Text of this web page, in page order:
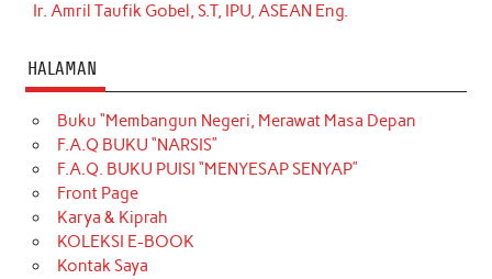
Ir. Amril Taufik Gobel, S.T, IPU, ASEAN Eng.
HALAMAN
Buku “Membangun Negeri, Merawat Masa Depan
F.A.Q BUKU “NARSIS”
F.A.Q. BUKU PUISI “MENYESAP SENYAP”
Front Page
Karya & Kiprah
KOLEKSI E-BOOK
Kontak Saya